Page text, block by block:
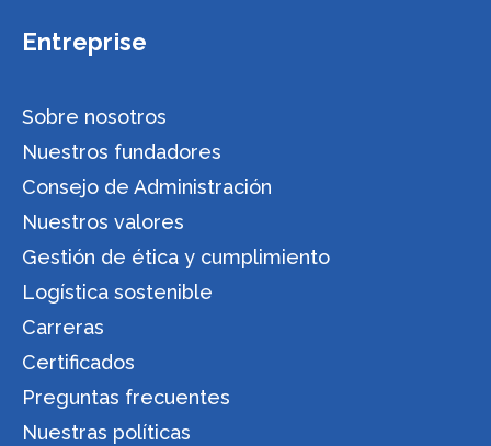
Entreprise
Sobre nosotros
Nuestros fundadores
Consejo de Administración
Nuestros valores
Gestión de ética y cumplimiento
Logística sostenible
Carreras
Certificados
Preguntas frecuentes
Nuestras políticas